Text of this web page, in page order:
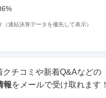
連結決算データを優先して表示）
クチコミや新着Q&Aなどの
報をメールで受け取れます！